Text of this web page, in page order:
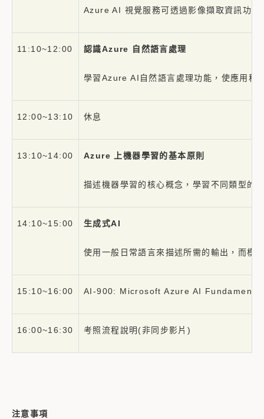
Azure AI 視覺服務可透過影像擷取資訊功
11:10~12:00 認識Azure 自然語言處理
學習Azure AI自然語言處理功能，使應用程
12:00~13:10 休息
13:10~14:00 Azure 上機器學習的基本原則
描述機器學習的核心概念，學習不同類型
14:10~15:00 生成式AI
使用一般日常語言來描述所需的輸出，而模
15:10~16:00 AI-900: Microsoft Azure AI
16:00~16:30 考照流程說明(非同步影片)
注意事項